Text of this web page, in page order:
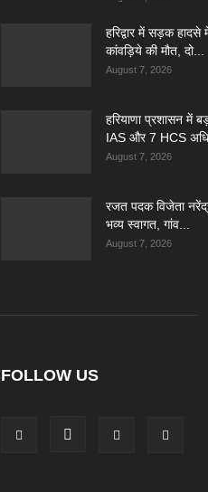
हरिद्वार में सड़क हादसे
कांवड़िये की मौत, दो...
August 7, 2026
हरियाणा प्रशासन में
IAS और 7 HCS
August 7, 2026
रजत पदक विजेता
भव्य स्वागत, गांव...
August 7, 2026
FOLLOW US